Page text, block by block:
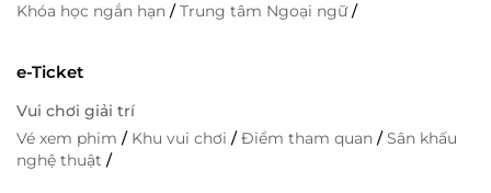
Khóa học ngắn hạn /Trung tâm Ngoại ngữ/
e-Ticket
Vui chơi giải trí
Vé xem phim / Khu vui chơi /Điểm tham quan /Sân khấu
nghệ thuật /